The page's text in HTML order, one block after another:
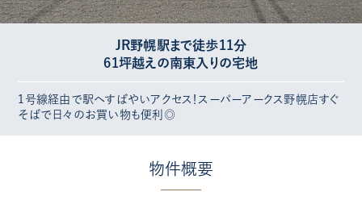
JR野幌駅まで徒歩11分
61坪越えの南東入りの宅地
1号線経由で駅へすばやいアクセス！スーパーアークス野幌店すぐ
そばで日々のお買い物も便利◎
物件概要